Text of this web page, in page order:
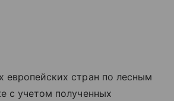
европейских стран по лесным
с учетом полученных